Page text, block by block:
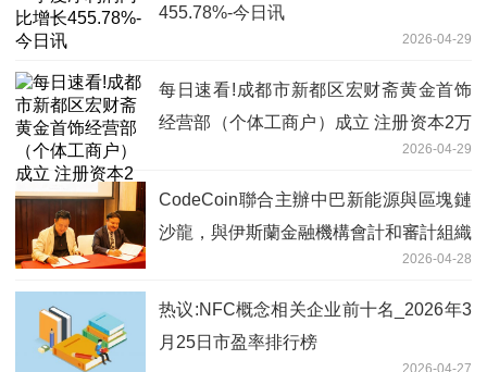
455.78%-今日讯
2026-04-29
每日速看!成都市新都区宏财斋黄金首饰
经营部（个体工商户）成立 注册资本2万
2026-04-29
CodeCoin聯合主辦中巴新能源與區塊鏈
沙龍，與伊斯蘭金融機構會計和審計組織
2026-04-28
热议:NFC概念相关企业前十名_2026年3
月25日市盈率排行榜
2026-04-27